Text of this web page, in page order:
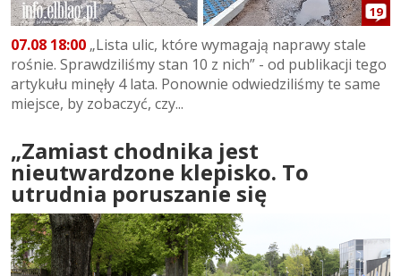
19
07.08 18:00 „Lista ulic, które wymagają naprawy stale
rośnie. Sprawdziliśmy stan 10 z nich” - od publikacji tego
artykułu minęły 4 lata. Ponownie odwiedziliśmy te same
miejsce, by zobaczyć, czy...
„Zamiast chodnika jest
nieutwardzone klepisko. To
utrudnia poruszanie się